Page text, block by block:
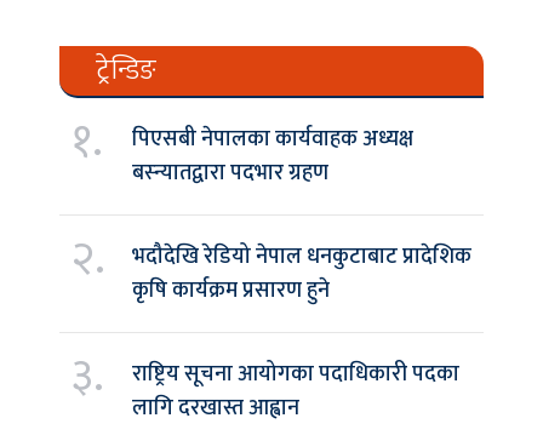
ट्रेन्डिङ
१.
पिएसबी नेपालका कार्यवाहक अध्यक्ष
बस्न्यातद्वारा पदभार ग्रहण
२.
भदौदेखि रेडियो नेपाल धनकुटाबाट प्रादेशिक
कृषि कार्यक्रम प्रसारण हुने
३.
राष्ट्रिय सूचना आयोगका पदाधिकारी पदका
लागि दरखास्त आह्वान